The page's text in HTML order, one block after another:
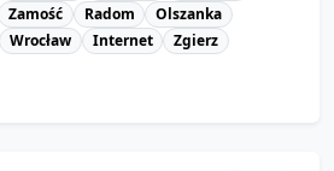
Zamość Radom
Olszanka
Wrocław Internet Zgierz